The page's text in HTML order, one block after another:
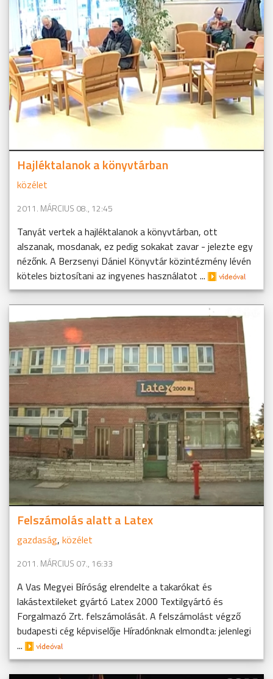
Hajléktalanok a könyvtárban
közélet
2011. MÁRCIUS 08., 12:45
Tanyát vertek a hajléktalanok a könyvtárban, ott
alszanak, mosdanak, ez pedig sokakat zavar - jelezte egy
nézőnk. A Berzsenyi Dániel Könyvtár közintézmény lévén
köteles biztosítani az ingyenes használatot ...
Felszámolás alatt a Latex
gazdaság, közélet
2011. MÁRCIUS 07., 16:33
A Vas Megyei Bíróság elrendelte a takarókat és
lakástextileket gyártó Latex 2000 Textilgyártó és
Forgalmazó Zrt. felszámolását. A felszámolást végző
budapesti cég képviselője Híradónknak elmondta: jelenlegi
...